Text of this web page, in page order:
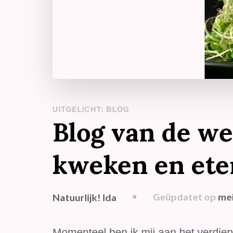
UITGELICHT: BLOG
Blog van de
kweken en
Natuurlijk! Ida Geüpdatet op